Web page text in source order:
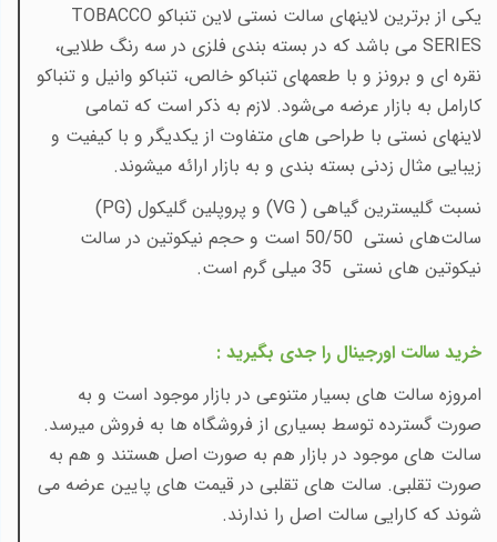
یکی از برترین لاینهای سالت نستی لاین تنباکو TOBACCO
SERIESمی باشد که در بسته بندی فلزی در سه رنگ طلایی،
نقره ای و برونز و با طعمهای تنباکو خالص، تنباکو وانیل و تنباکو
کارامل به بازار عرضه می‌شود. لازم به ذکر است که تمامی
لاینهای نستی با طراحی های متفاوت از یکدیگر و با کیفیت و
زیبایی مثال زدنی بسته بندی و به بازار ارائه میشوند.
نسبت گلیسترین گیاهی ( VG) و پروپلین گلیکول (PG
)
سالت‌های نستی 50/50 است و حجم نیکوتین در سالت
نیکوتین های نستی 35 میلی گرم است
.
خرید سالت اورجینال را جدی بگیرید :
امروزه سالت های بسیار متنوعی در بازار موجود است و به
صورت گسترده توسط بسیاری از فروشگاه ها به فروش میرسد.
سالت های موجود در بازار هم به صورت اصل هستند و هم به
صورت تقلبی. سالت های تقلبی در قیمت های پایین عرضه می
شوند که کارایی سالت اصل را ندارند.